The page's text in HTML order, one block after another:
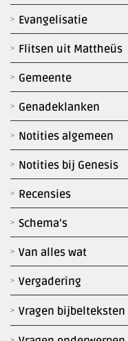
Evangelisatie
Flitsen uit Mattheüs
Gemeente
Genadeklanken
Notities algemeen
Notities bij Genesis
Recensies
Schema’s
Van alles wat
Vergadering
Vragen bijbelteksten